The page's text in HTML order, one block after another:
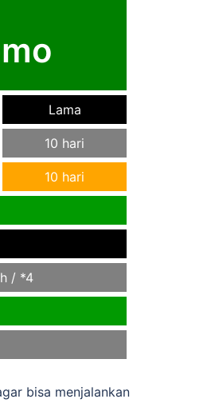
Lama
10 hari
10 hari
/ *4
bisa menjalankan